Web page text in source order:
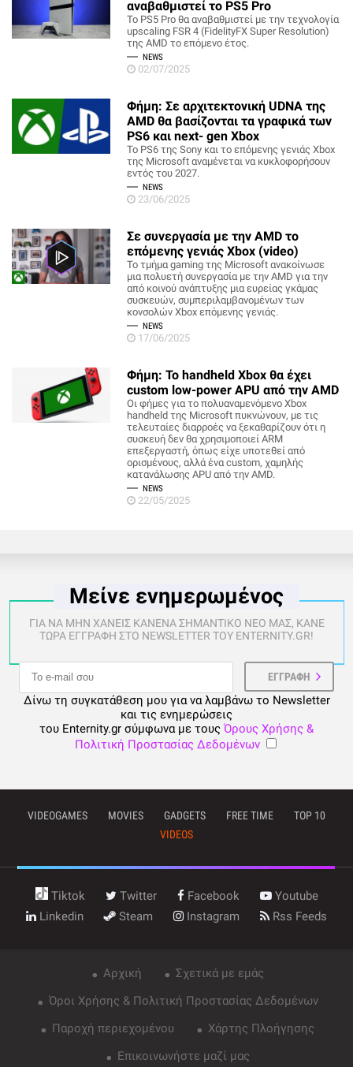
αναβαθμιστεί το PS5 Pro
Το PS5 Pro θα αναβαθμιστεί με την τεχνολογία
upscaling FSR 4 (FidelityFX Super Resolution)
της AMD το επόμενο έτος.
NEWS
02/07/2025
Φήμη: Σε αρχιτεκτονική UDNA της
AMD θα βασίζονται τα γραφικά των
PS6 και next- gen Xbox
Το PS6 της Sony και το επόμενης γενιάς Xbox
της Microsoft αναμένεται να κυκλοφορήσουν
εντός του 2027.
NEWS
23/06/2025
Σε συνεργασία με την AMD το
επόμενης γενιάς Xbox (video)
Το τμήμα gaming της Microsoft ανακοίνωσε
μια πολυετή συνεργασία με την AMD για την
από κοινού ανάπτυξης μια ευρείας γκάμας
συσκευών, συμπεριλαμβανομένων των
κονσολών Xbox επόμενης γενιάς.
NEWS
17/06/2025
Φήμη: Το handheld Xbox θα έχει
custom low-power APU από την AMD
Οι φήμες για το πολυαναμενόμενο Xbox
handheld της Microsoft πυκνώνουν, με τις
τελευταίες διαρροές να ξεκαθαρίζουν ότι η
συσκευή δεν θα χρησιμοποιεί ARM
επεξεργαστή, όπως είχε υποτεθεί από
ορισμένους, αλλά ένα custom, χαμηλής
κατανάλωσης APU από την AMD.
NEWS
22/05/2025
Μείνε ενημερωμένος
ΓΙΑ ΝΑ ΜΗΝ ΧΑΝΕΙΣ ΚΑΝΕΝΑ ΣΗΜΑΝΤΙΚΟ ΝΕΟ ΜΑΣ, ΚΑΝΕ
ΤΩΡΑ ΕΓΓΡΑΦΗ ΣΤΟ NEWSLETTER ΤΟΥ ENTERNITY.GR!
Δίνω τη συγκατάθεση μου για να λαμβάνω το Newsletter
και τις ενημερώσεις
του Enternity.gr σύμφωνα με τους Όρους Χρήσης &
Πολιτική Προστασίας Δεδομένων
VIDEOGAMES MOVIES GADGETS FREE TIME
TOP 10
VIDEOS
Tiktok Twitter Facebook
Youtube
Linkedin
Steam Instagram Rss Feeds
Αρχική
Σχετικά με εμάς
Όροι Χρήσης & Πολιτική Προστασίας Δεδομένων
Παροχή περιεχομένου
Χάρτης Πλοήγησης
Επικοινωνήστε μαζί μας